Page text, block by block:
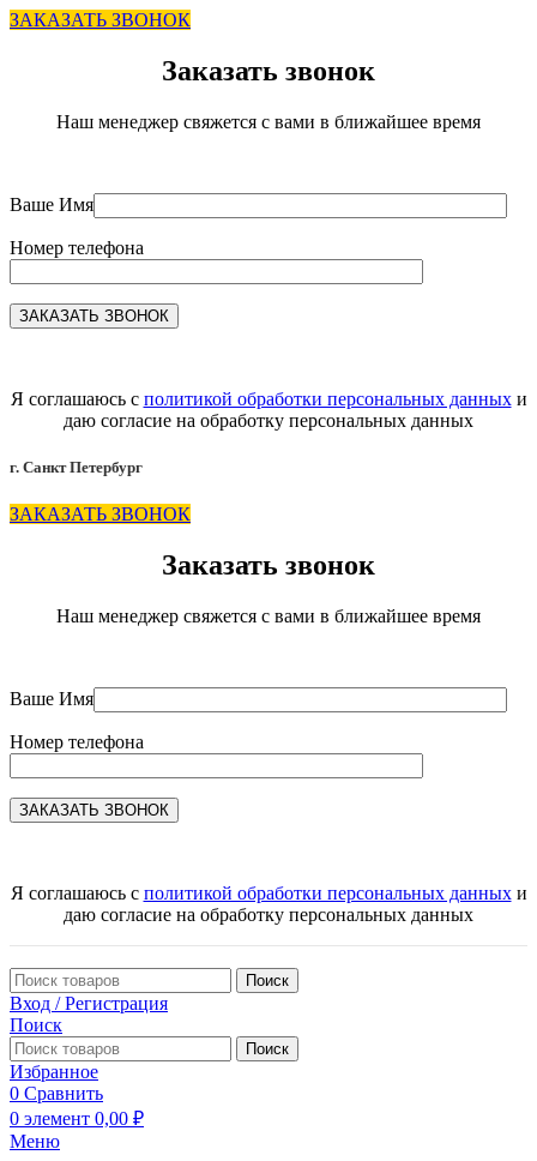
ЗАКАЗАТЬ ЗВОНОК
Заказать звонок
Наш менеджер свяжется с вами в ближайшее время
Ваше Имя
Номер телефона
Я соглашаюсь с политикой обработки персональных данныхи
даю согласие на обработку персональных данных
г. Санкт Петербург
ЗАКАЗАТЬ ЗВОНОК
Заказать звонок
Наш менеджер свяжется с вами в ближайшее время
Ваше Имя
Номер телефона
Я соглашаюсь с политикой обработки персональных данныхи
даю согласие на обработку персональных данных
Поиск
Вход / Регистрация
Поиск
Поиск
Избранное
0 Сравнить
0 элемент 0,00 ₽
Меню